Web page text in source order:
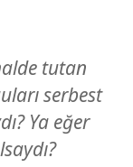
tutan
serbest
Ya eğer